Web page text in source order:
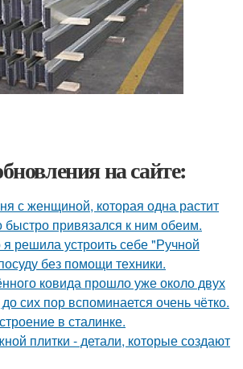
на сайте:
с женщиной, которая одна растит
быстро привязался к ним обеим.
я решила устроить себе "Ручной
без помощи техники.
ковида прошло уже около двух
сих пор вспоминается очень чётко.
в сталинке.
плитки - детали, которые создают